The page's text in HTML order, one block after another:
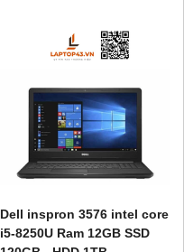
Giá 500.000đ
Dell inspron 3576 intel core
i5-8250U Ram 12GB SSD